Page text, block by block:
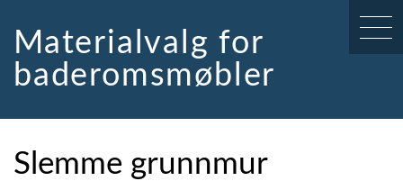
contentMaterialvalg for
baderomsmøbler
Slemme grunnmur